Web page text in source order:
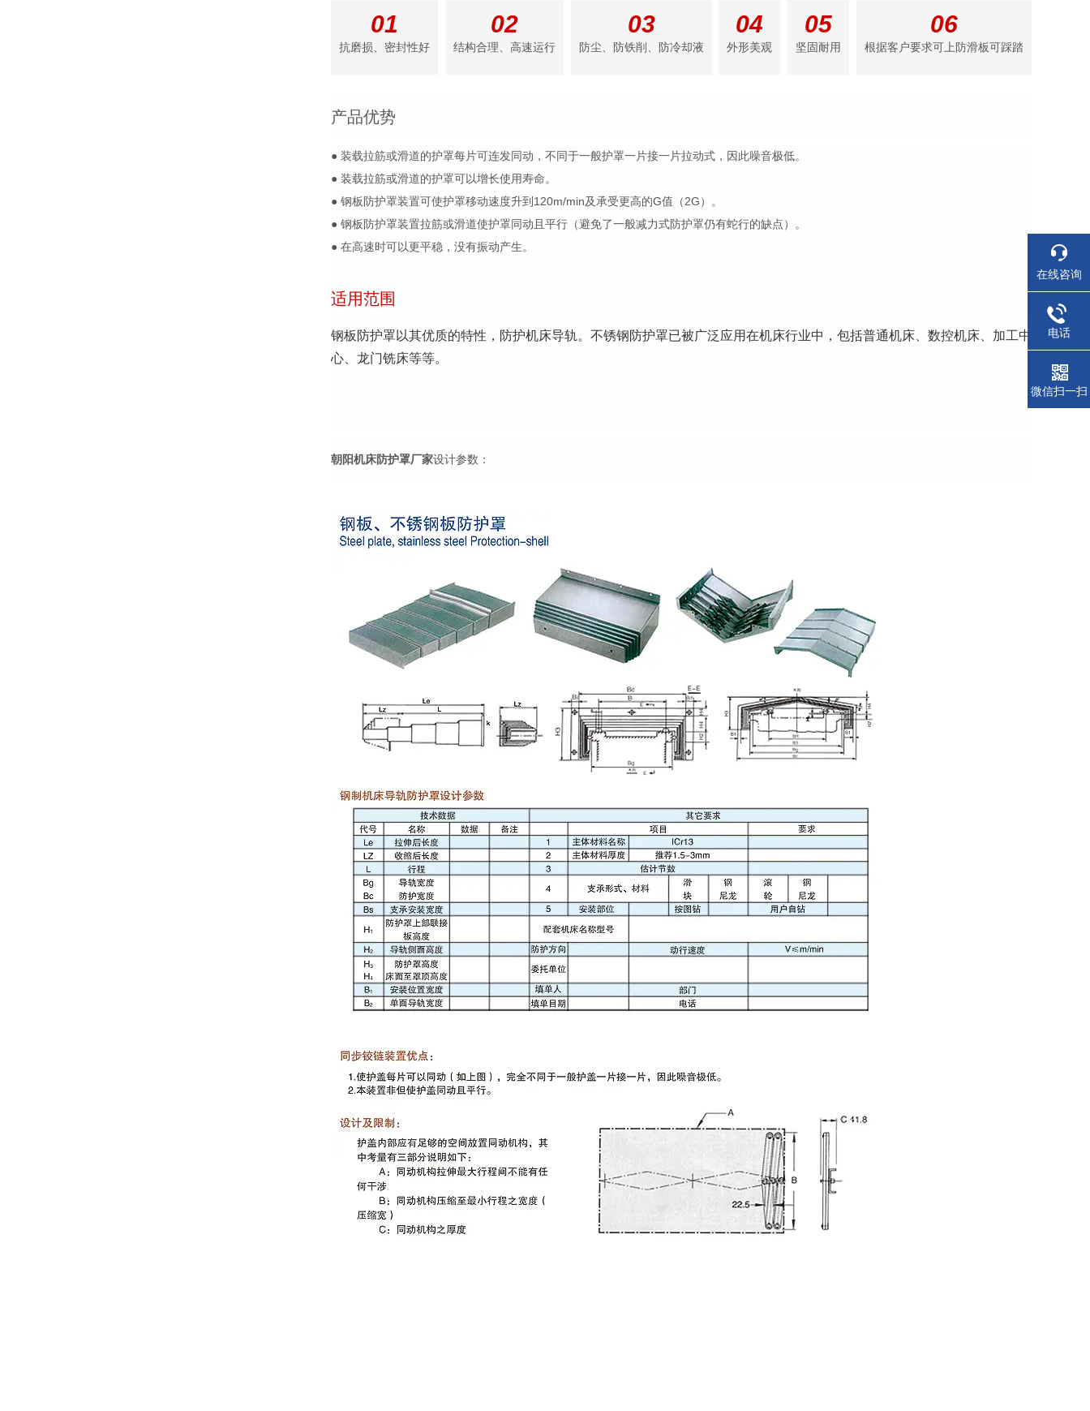
01
抗磨损、密封性好
02
结构合理、高速运行
03
防尘、防铁削、防冷却液
04
外形美观
05
坚固耐用
06
根据客户要求可上防滑板可踩踏
产品优势
● 装载拉筋或滑道的护罩每片可连发同动，不同于一般护罩一片接一片拉动式，因此噪音极低。
● 装载拉筋或滑道的护罩可以增长使用寿命。
● 钢板防护罩装置可使护罩移动速度升到120m/min及承受更高的G值（2G）。
● 钢板防护罩装置拉筋或滑道使护罩同动且平行（避免了一般减力式防护罩仍有蛇行的缺点）。
● 在高速时可以更平稳，没有振动产生。
适用范围
钢板防护罩以其优质的特性，防护机床导轨。不锈钢防护罩已被广泛应用在机床行业中，包括普通机床、数控机床、加工中
心、龙门铣床等等。
朝阳机床防护罩厂家设计参数：
在线咨询
电话
微信扫一扫